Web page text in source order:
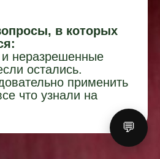
💬
в которых
неразрешенные
остались.
применить
что узнали на